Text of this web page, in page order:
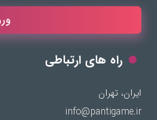
راه های ارتباطی
ایران، تهران
info@pantigame.ir